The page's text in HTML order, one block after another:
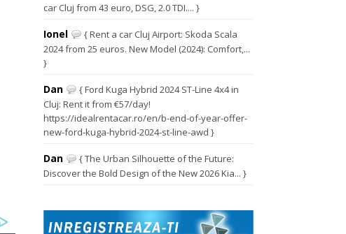
car Cluj from 43 euro, DSG, 2.0 TDI.... }
Ionel
{ Rent a car Cluj Airport: Skoda Scala
2024 from 25 euros. New Model (2024): Comfort,...
}
Dan
{ Ford Kuga Hybrid 2024 ST-Line 4x4 in
Cluj: Rent it from €57/day!
https://idealrentacar.ro/en/b-end-of-year-offer-
new-ford-kuga-hybrid-2024-st-line-awd }
Dan
{ The Urban Silhouette of the Future:
Discover the Bold Design of the New 2026 Kia... }